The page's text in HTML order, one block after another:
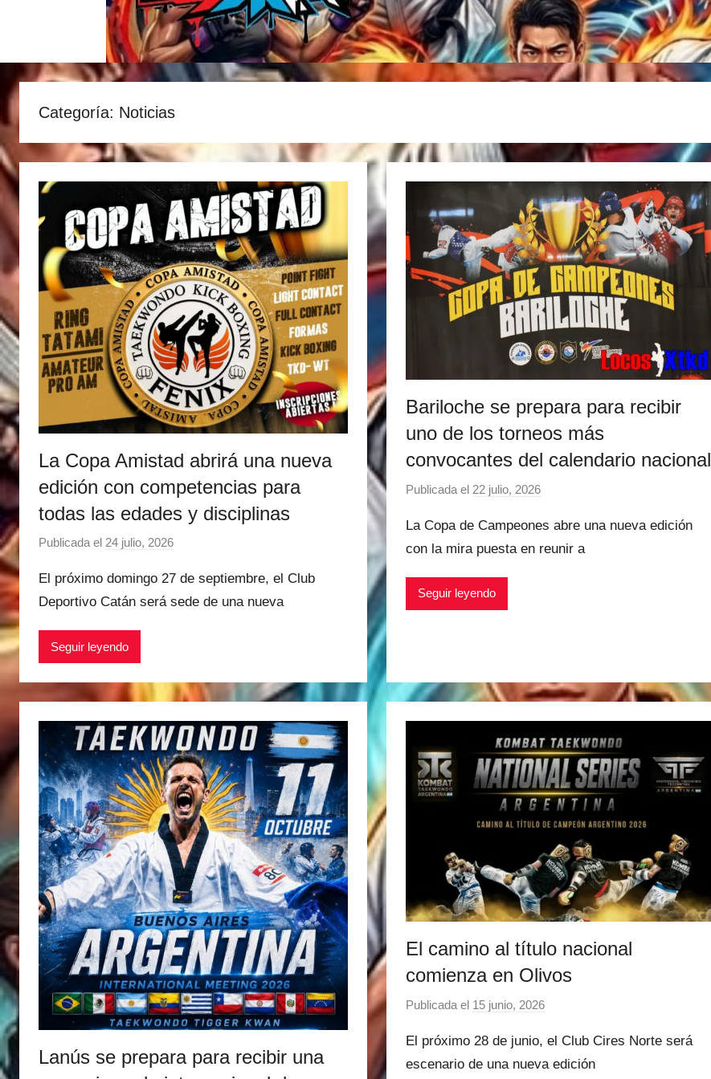
Categoría: Noticias
La Copa Amistad abrirá una nueva
edición con competencias para
todas las edades y disciplinas
Publicada el 24 julio, 2026
M
a
M
a
r
t
i
n
e
z
El próximo domingo 27 de septiembre, el Club
Deportivo Catán será sede de una nueva
Seguir leyendo
Bariloche se prepara para recibir
uno de los torneos más
convocantes del calendario nacional
Publicada el 22 julio, 2026
r
M
a
r
t
i
n
e
z
La Copa de Campeones abre una nueva edición
con la mira puesta en reunir a
Seguir leyendo
Lanús se prepara para recibir una
El camino al título nacional
comienza en Olivos
Publicada el 15 junio, 2026
r
M
El próximo 28 de junio, el Club Cires Norte será
escenario de una nueva edición